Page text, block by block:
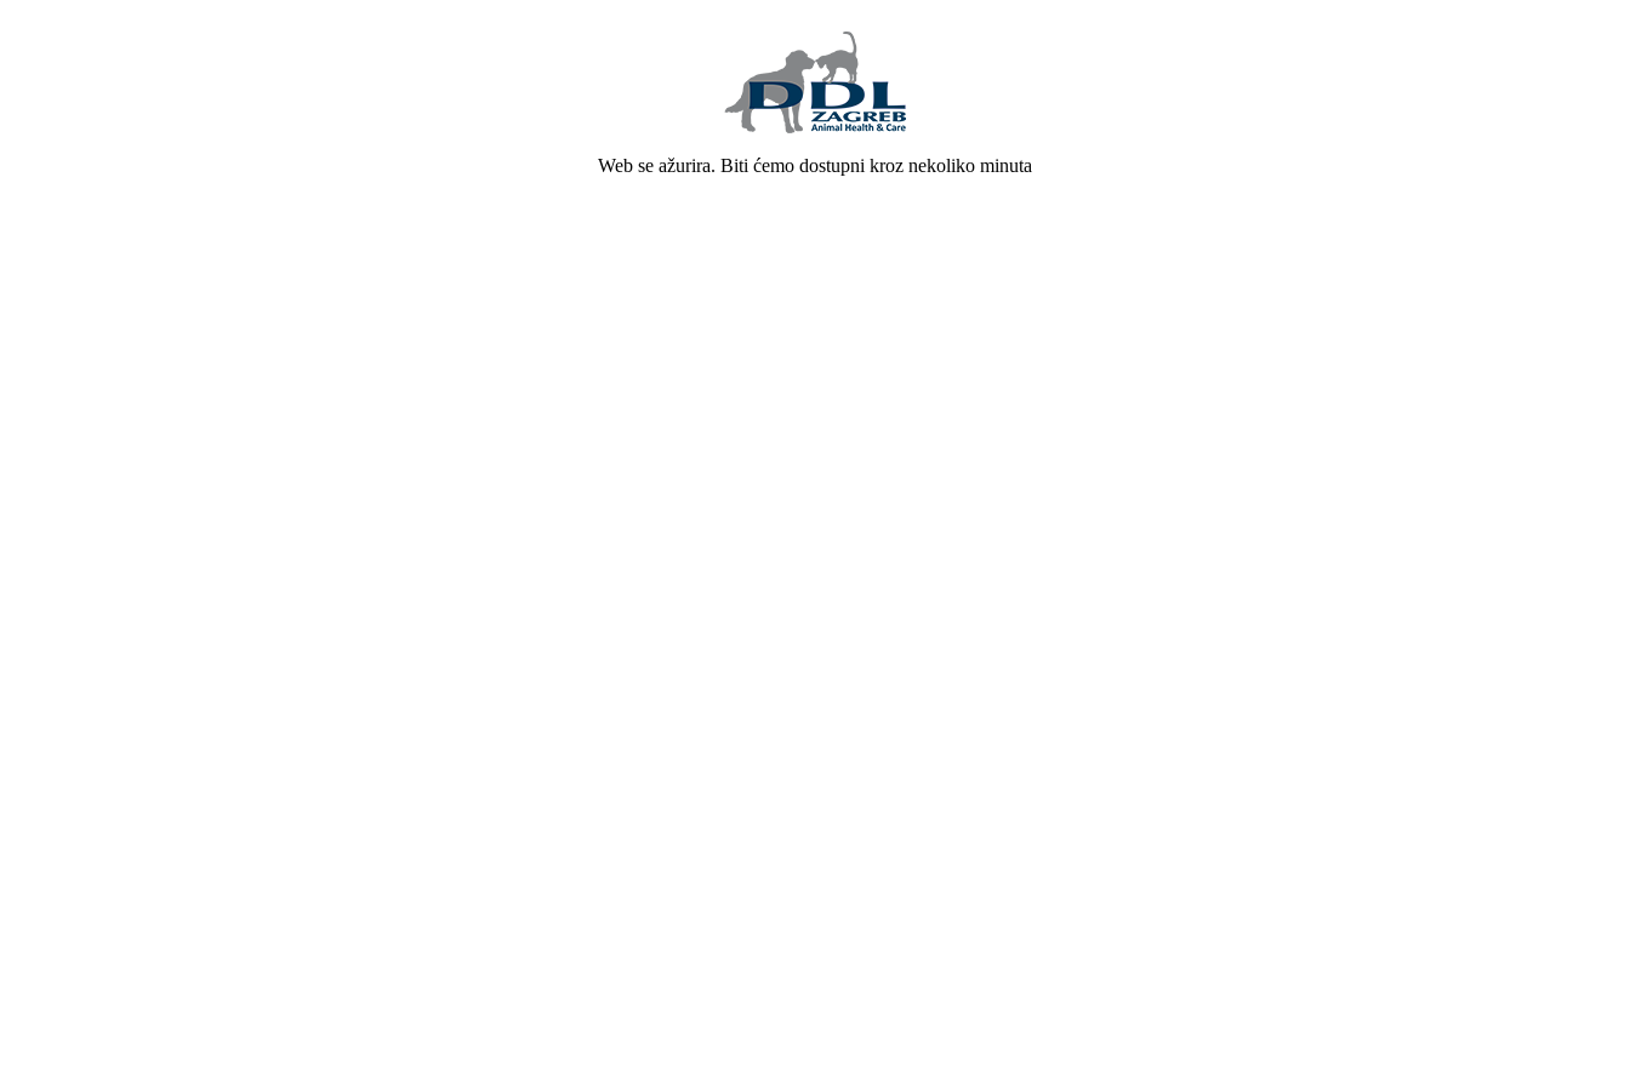
Web se ažurira. Biti ćemo dostupni kroz nekoliko minuta